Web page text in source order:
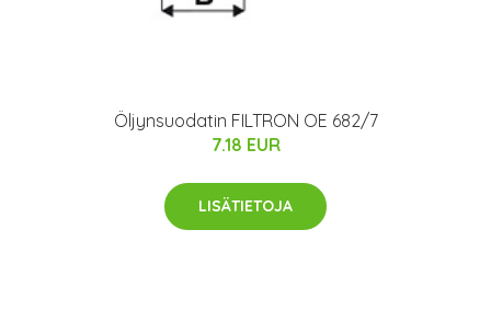
Öljynsuodatin FILTRON OE 682/7
7.18 EUR
LISÄTIETOJA